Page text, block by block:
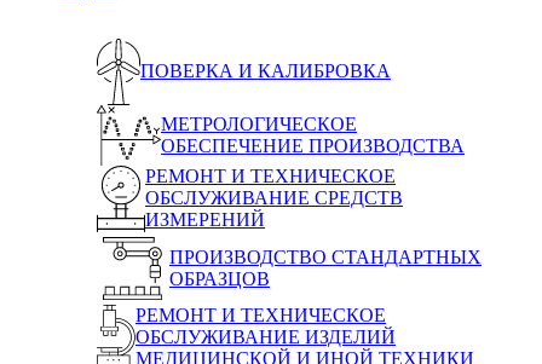
ПОВЕРКА И КАЛИБРОВКА
МЕТРОЛОГИЧЕСКОЕ
ОБЕСПЕЧЕНИЕ ПРОИЗВОДСТВА
РЕМОНТ И ТЕХНИЧЕСКОЕ
ОБСЛУЖИВАНИЕ СРЕДСТВ
ИЗМЕРЕНИЙ
ПРОИЗВОДСТВО СТАНДАРТНЫХ
ОБРАЗЦОВ
РЕМОНТ И ТЕХНИЧЕСКОЕ
ОБСЛУЖИВАНИЕ ИЗДЕЛИЙ
МЕДИЦИНСКОЙ И ИНОЙ ТЕХНИКИ